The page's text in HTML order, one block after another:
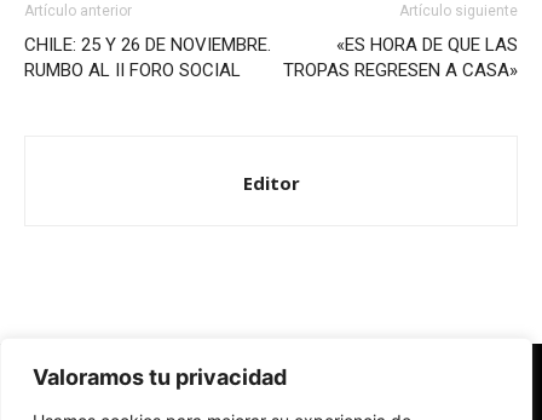
Valoramos tu privacidad
Artículo anterior
CHILE: 25 Y 26 DE NOVIEMBRE.
RUMBO AL II FORO SOCIAL
Artículo siguiente
«ES HORA DE QUE LAS
TROPAS REGRESEN A CASA»
Editor
Redes Cristianas